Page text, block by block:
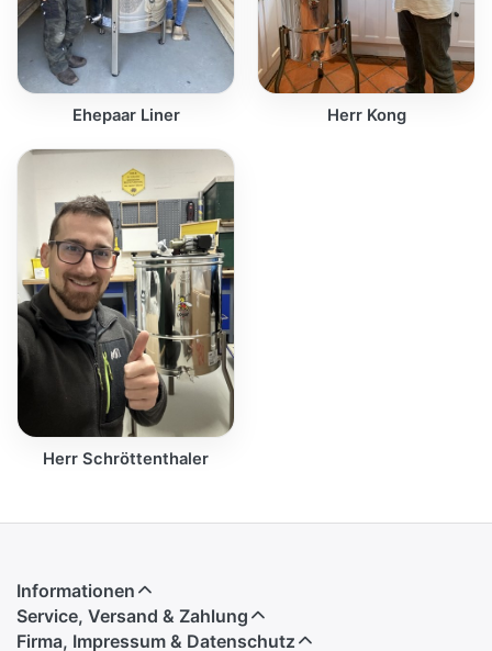
Ehepaar Liner Herr Kong
Herr Schröttenthaler
Informationen
Service, Versand & Zahlung
Firma, Impressum & Datenschutz